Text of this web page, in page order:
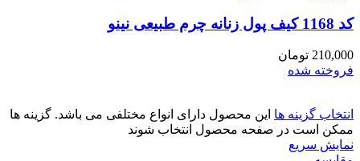
کد 1168 کیف پول زنانه چرم طبیعی نینو
210,000 تومان
فروخته شده
انتخاب گزینه ها این محصول دارای انواع مختلفی می باشد. گزینه ها
ممکن است در صفحه محصول انتخاب شوند
نمایش سریع